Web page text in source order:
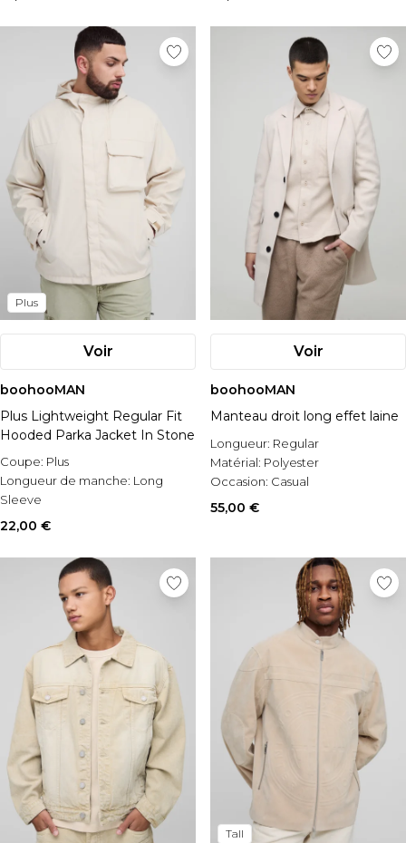
Plus
Voir
boohooMAN
Plus Lightweight Regular Fit
Hooded Parka Jacket In Stone
Coupe: Plus
Longueur de manche: Long
Sleeve
Style: Parka
22,00 €
Voir
boohooMAN
Manteau droit long effet laine
Longueur: Regular
Matérial: Polyester
Occasion: Casual
55,00 €
Tall